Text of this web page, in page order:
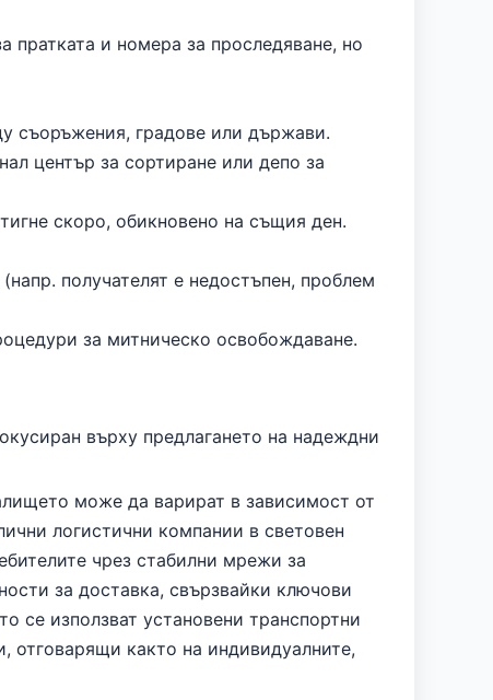
пратката и номера за проследяване, но
съоръжения, градове или държави.
център за сортиране или депо за
скоро, обикновено на същия ден.
получателят е недостъпен, проблем
за митническо освобождаване.
върху предлагането на надеждни
може да варират в зависимост от
логистични компании в световен
чрез стабилни мрежи за
за доставка, свързвайки ключови
се използват установени транспортни
отговарящи както на индивидуалните,